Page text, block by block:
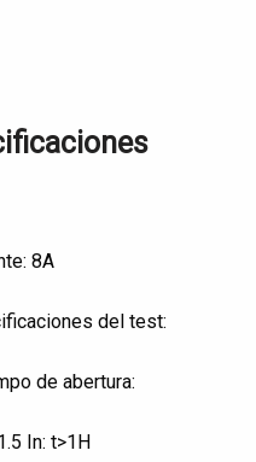
8A
del test:
de abertura:
In: t>1H